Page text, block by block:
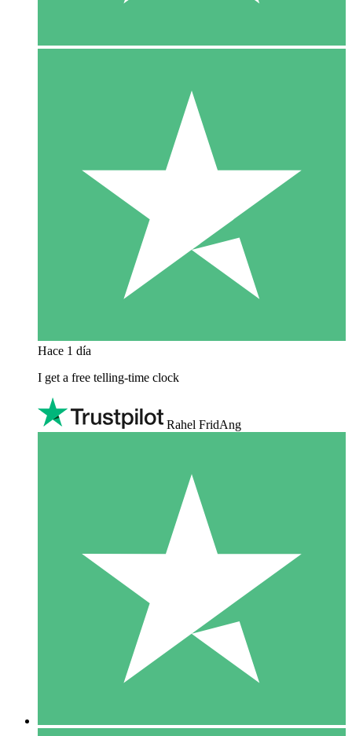
Hace 1 día
I get a free telling-time clock
Rahel FridAng